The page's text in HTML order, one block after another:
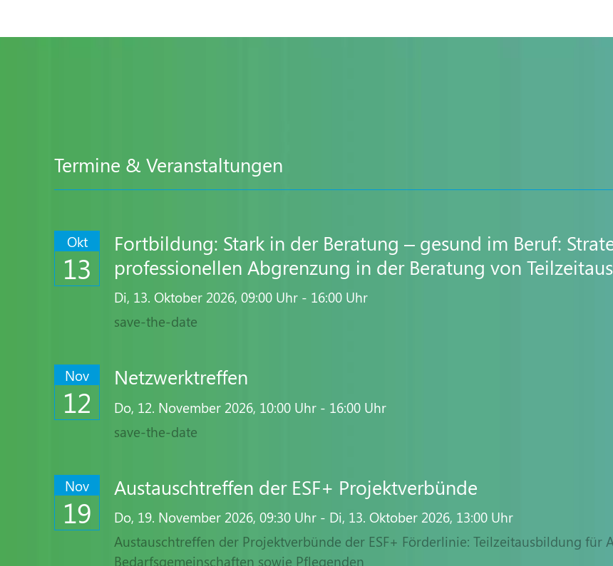
Termine & Veranstaltungen
Okt
13
Fortbildung: Stark in der Beratung – gesund im Beruf:
professionellen Abgrenzung in der Beratung von
Di, 13. Oktober 2026, 09:00 Uhr - 16:00 Uhr
save-the-date
Nov
12
Netzwerktreffen
Do, 12. November 2026, 10:00 Uhr - 16:00 Uhr
save-the-date
Nov
19
Austauschtreffen der ESF+ Projektverbünde
Do, 19. November 2026, 09:30 Uhr - Di, 13. Oktober 2026, 13:00 Uhr
Austauschtreffen der Projektverbünde der ESF+ Förderlinie: Teilzeitausbildung für
Bedarfsgemeinschaften sowie Pflegenden